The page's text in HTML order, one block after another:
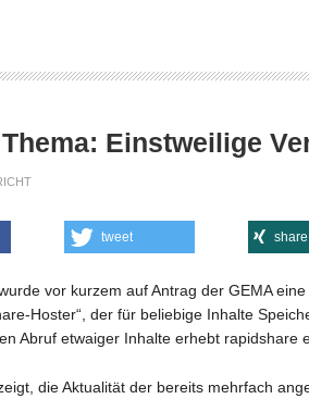
Einstweilige
tweet share
vor kurzem auf Antrag der GEMA
Hoster“, der für beliebige Inhalte
Abruf etwaiger Inhalte erhebt rapidshare
die Aktualität der bereits mehrfach